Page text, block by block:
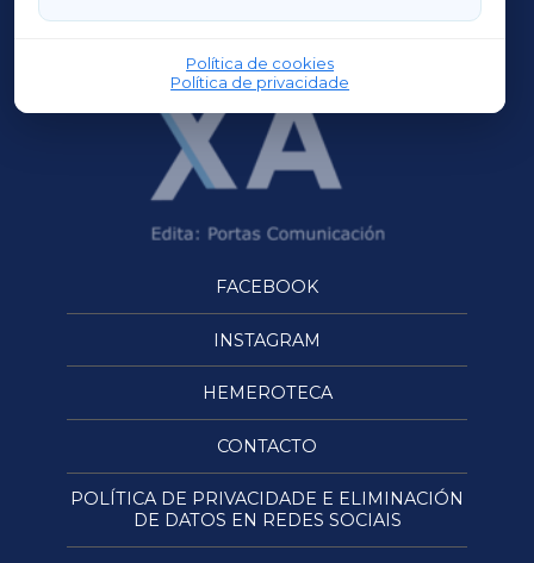
Política de cookies
Política de privacidade
OURENSEXA
FACEBOOK
INSTAGRAM
HEMEROTECA
CONTACTO
POLÍTICA DE PRIVACIDADE E ELIMINACIÓN
DE DATOS EN REDES SOCIAIS